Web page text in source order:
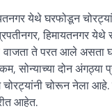
येथे घरफोडून
हिमायतनगर
ते परत आले असता
सोन्याच्या दोन
चोरून नेला
आहेत.